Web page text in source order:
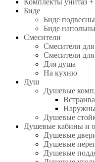
Комплекты унитаз +
Биде
Биде
Биде
Смесители
Смесители
Смесители
Для душа
На кухню
Душ
Душевые
Душевые
Душевые кабины и
Душевые
Душевые
Душевые